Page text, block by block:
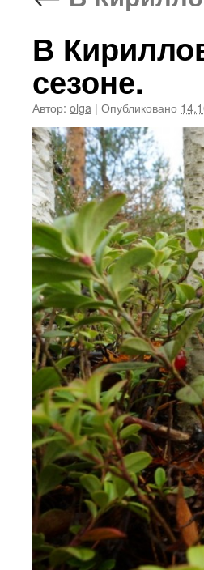
В
сезоне.
Автор: olga | Опубликовано